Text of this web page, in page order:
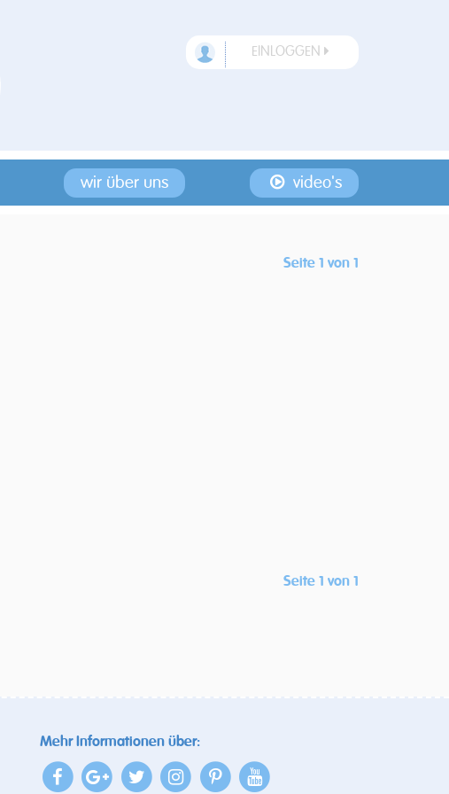
EINLOGGEN
wir über uns video's
Seite 1 von 1
Seite 1 von 1
Mehr Informationen über: